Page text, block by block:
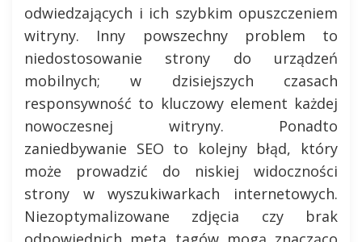
odwiedzających i ich szybkim opuszczeniem
witryny. Inny powszechny problem to
niedostosowanie strony do urządzeń
mobilnych; w dzisiejszych czasach
responsywność to kluczowy element każdej
nowoczesnej witryny. Ponadto
zaniedbywanie SEO to kolejny błąd, który
może prowadzić do niskiej widoczności
strony w wyszukiwarkach internetowych.
Niezoptymalizowane zdjęcia czy brak